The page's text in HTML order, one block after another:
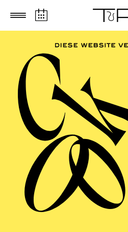
Zum Hauptinhalt springen
FILTER
PHILHARMONIE ESSEN
Sunday
01.11.2026
10:00 - 15:00
Festsaal